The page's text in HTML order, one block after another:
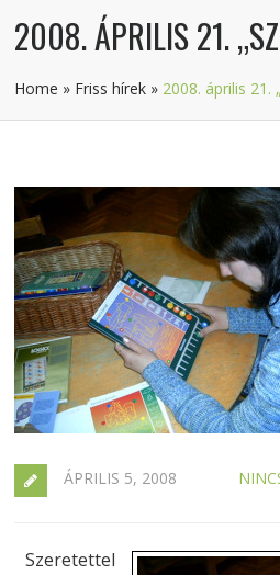
2008. ÁPRILIS 21.
Home » Friss hírek » 2008. április 21.
ÁPRILIS 5, 2008
Szeretettel